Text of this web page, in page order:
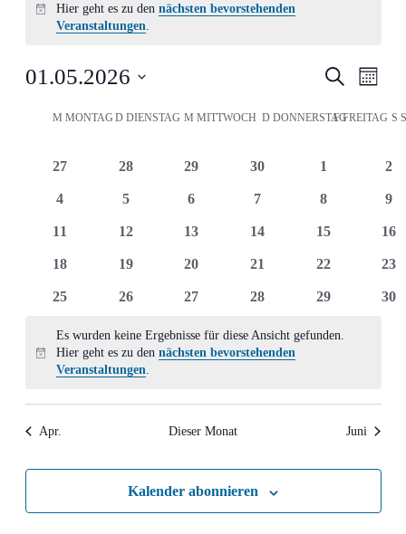
Hinweis
Hier geht es zu dennächsten bevorstehenden
Veranstaltungen.
Suche
SucheMonat
01.05.2026
wählen.
Kalender
von
Veranstaltungen
MMONTAG DDIENSTAG M MITTWOCH D DONNERSTAG
FFREITAG S
0
27
0
28
0
29
0
30
0
1
0
2
0
4
0
5
0
6
0
7
0
8
0
9
0
11
0
12
0
13
0
14
0
15
0
16
0
18
0
19
0
20
0
21
0
22
0
23
0
25
0
26
0
27
0
28
0
29
0
30
Hinweis
Es wurden keine Ergebnisse für diese Ansicht gefunden.
Hier geht es zu dennächsten bevorstehenden
Veranstaltungen.
Apr. Dieser Monat Juni
Kalender abonnieren